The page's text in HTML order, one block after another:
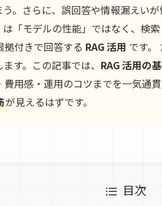
。さらに、誤回答や情報漏えい
「モデルの性能」ではなく、検
付きで回答する RAG 活用 です。
す。この記事では、 RAG 活用の
用感・運用のコツまでを一気通貫
が見えるはずです。
目次